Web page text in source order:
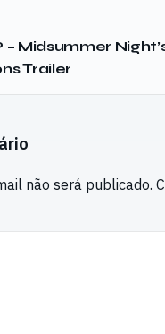
– Midsummer
Trailer
não será publicado.